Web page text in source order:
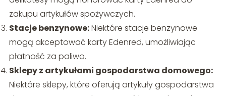
zakupu artykułów spożywczych.
Stacje benzynowe:Niektóre stacje benzynowe
mogą akceptować karty Edenred, umożliwiając
płatność za paliwo.
Sklepy z artykułami gospodarstwa domowego:
Niektóre sklepy, które oferują artykuły gospodarstwa